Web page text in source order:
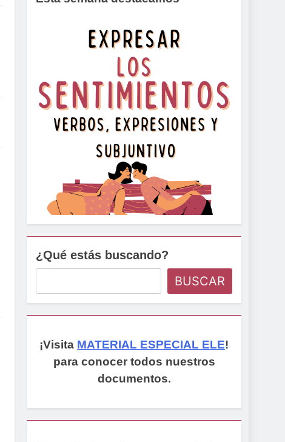
¿Qué estás buscando?
BUSCAR
¡Visita MATERIAL ESPECIAL ELE!
para conocer todos nuestros
documentos.